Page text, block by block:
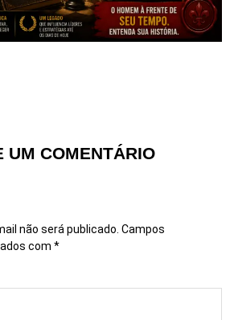
UM COMENTÁRIO
não será publicado. Campos
com *